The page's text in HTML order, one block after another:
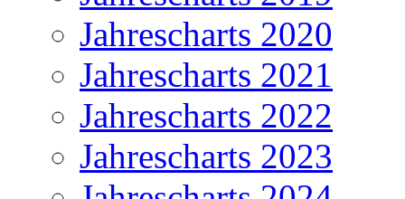
Jahrescharts 2020
Jahrescharts 2021
Jahrescharts 2022
Jahrescharts 2023